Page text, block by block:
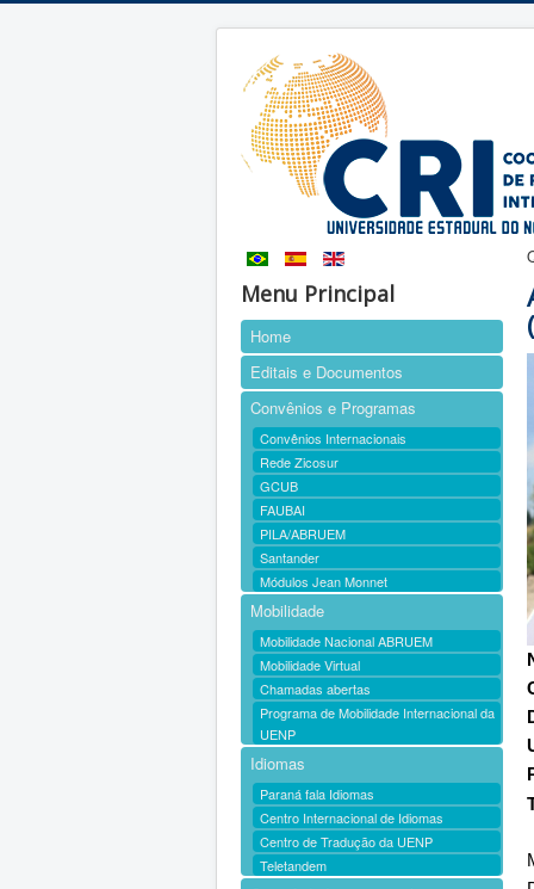
Menu Principal
Home
Editais e Documentos
Convênios e Programas
Convênios Internacionais
Rede Zicosur
GCUB
FAUBAI
PILA/ABRUEM
Santander
Módulos Jean Monnet
Mobilidade
Mobilidade Nacional ABRUEM
Mobilidade Virtual
Chamadas abertas
Programa de Mobilidade Internacional da
UENP
Idiomas
Paraná fala Idiomas
Centro Internacional de Idiomas
Centro de Tradução da UENP
Teletandem